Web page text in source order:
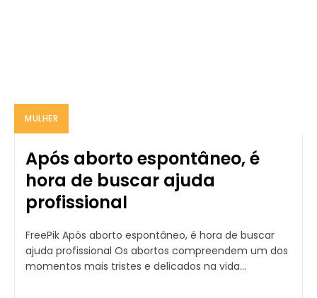
MULHER
Após aborto espontâneo, é
hora de buscar ajuda
profissional
FreePik Após aborto espontâneo, é hora de buscar
ajuda profissional Os abortos compreendem um dos
momentos mais tristes e delicados na vida...